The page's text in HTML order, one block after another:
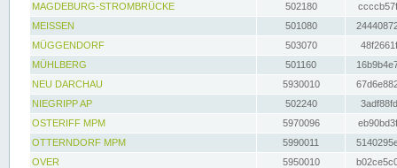
MAGDEBURG-STROMBRÜCKE
502180
MEISSEN
501080
MÜGGENDORF
503070
MÜHLBERG
501160
NEU DARCHAU
5930010
NIEGRIPP AP
502240
OSTERIFF MPM
5970096
OTTERNDORF MPM
5990011
OVER
5950010